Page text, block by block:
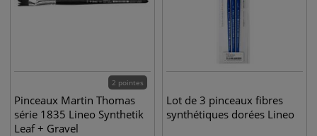
2 pointes
Pinceaux Martin Thomas
série 1835 Lineo Synthetik
Leaf + Gravel
Lot de 3 pinceaux fibres
synthétiques dorées Lineo